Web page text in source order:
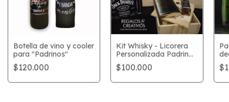
Botella de vino y cooler
para "Padrinos"
$120.000
Kit Whisky - Licorera
Personalizada Padrino
de Boda
$100.000